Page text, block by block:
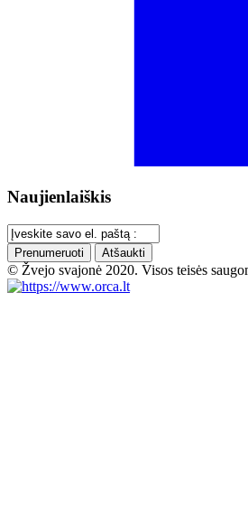
Naujienlaiškis
Prenumeruoti Atšaukti
© Žvejo svajonė 2020. Visos teisės